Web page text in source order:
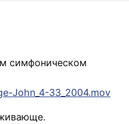
симфоническом
John_4-33_2004.mov